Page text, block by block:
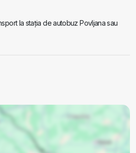
la stația de autobuz Povljana sau